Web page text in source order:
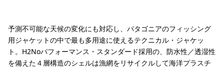
予測不可能な天候の変化にも対応し、パタゴニアのフィッシング
用ジャケットの中で最も多用途に使えるテクニカル・ジャケッ
ト。H2Noパフォーマンス・スタンダード採用の、防水性／透湿性
を備えた４層構造のシェルは漁網をリサイクルして海洋プラスチ